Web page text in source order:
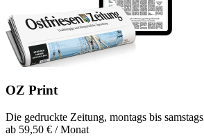
OZ Print
Die gedruckte Zeitung, montags bis samstags
ab 59,50 € / Monat